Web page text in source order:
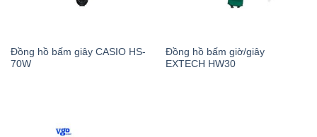
Đồng hồ bấm giây CASIO HS-
70W
Đồng hồ bấm giờ/giây
EXTECH HW30